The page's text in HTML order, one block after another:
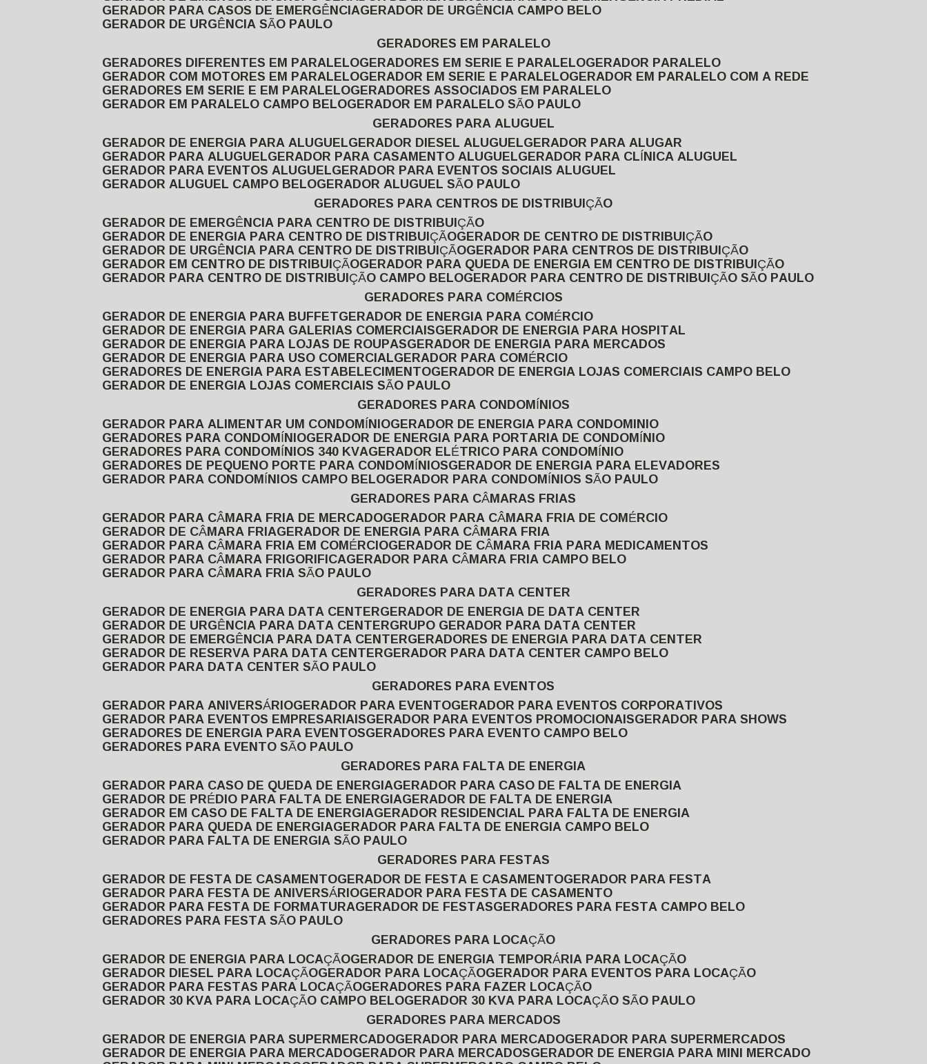
GERADOR PARA CASOS DE EMERGÊNCIA GERADOR DE URGÊNCIA CAMPO BELO
GERADOR DE URGÊNCIA SÃO PAULO
GERADORES EM PARALELO
GERADORES DIFERENTES EM PARALELO GERADORES EM SERIE E PARALELO GERADOR PARALELO
GERADOR COM MOTORES EM PARALELO GERADOR EM SERIE E PARALELO GERADOR EM PARALELO COM A REDE
GERADORES EM SERIE E EM PARALELO GERADORES ASSOCIADOS EM PARALELO
GERADOR EM PARALELO CAMPO BELO GERADOR EM PARALELO SÃO PAULO
GERADORES PARA ALUGUEL
GERADOR DE ENERGIA PARA ALUGUEL GERADOR DIESEL ALUGUEL GERADOR PARA ALUGAR
GERADOR PARA ALUGUEL GERADOR PARA CASAMENTO ALUGUEL GERADOR PARA CLÍNICA ALUGUEL
GERADOR PARA EVENTOS ALUGUEL GERADOR PARA EVENTOS SOCIAIS ALUGUEL
GERADOR ALUGUEL CAMPO BELO GERADOR ALUGUEL SÃO PAULO
GERADORES PARA CENTROS DE DISTRIBUIÇÃO
GERADOR DE EMERGÊNCIA PARA CENTRO DE DISTRIBUIÇÃO
GERADOR DE ENERGIA PARA CENTRO DE DISTRIBUIÇÃO GERADOR DE CENTRO DE DISTRIBUIÇÃO
GERADOR DE URGÊNCIA PARA CENTRO DE DISTRIBUIÇÃO GERADOR PARA CENTROS DE DISTRIBUIÇÃO
GERADOR EM CENTRO DE DISTRIBUIÇÃO GERADOR PARA QUEDA DE ENERGIA EM CENTRO DE DISTRIBUIÇÃO
GERADOR PARA CENTRO DE DISTRIBUIÇÃO CAMPO BELO GERADOR PARA CENTRO DE DISTRIBUIÇÃO SÃO PAULO
GERADORES PARA COMÉRCIOS
GERADOR DE ENERGIA PARA BUFFET GERADOR DE ENERGIA PARA COMÉRCIO
GERADOR DE ENERGIA PARA GALERIAS COMERCIAIS GERADOR DE ENERGIA PARA HOSPITAL
GERADOR DE ENERGIA PARA LOJAS DE ROUPAS GERADOR DE ENERGIA PARA MERCADOS
GERADOR DE ENERGIA PARA USO COMERCIAL GERADOR PARA COMÉRCIO
GERADORES DE ENERGIA PARA ESTABELECIMENTO GERADOR DE ENERGIA LOJAS COMERCIAIS CAMPO BELO
GERADOR DE ENERGIA LOJAS COMERCIAIS SÃO PAULO
GERADORES PARA CONDOMÍNIOS
GERADOR PARA ALIMENTAR UM CONDOMÍNIO GERADOR DE ENERGIA PARA CONDOMINIO
GERADORES PARA CONDOMÍNIO GERADOR DE ENERGIA PARA PORTARIA DE CONDOMÍNIO
GERADORES PARA CONDOMÍNIOS 340 KVA GERADOR ELÉTRICO PARA CONDOMÍNIO
GERADORES DE PEQUENO PORTE PARA CONDOMÍNIOS GERADOR DE ENERGIA PARA ELEVADORES
GERADOR PARA CONDOMÍNIOS CAMPO BELO GERADOR PARA CONDOMÍNIOS SÃO PAULO
GERADORES PARA CÂMARAS FRIAS
GERADOR PARA CÂMARA FRIA DE MERCADO GERADOR PARA CÂMARA FRIA DE COMÉRCIO
GERADOR DE CÂMARA FRIA GERADOR DE ENERGIA PARA CÂMARA FRIA
GERADOR PARA CÂMARA FRIA EM COMÉRCIO GERADOR DE CÂMARA FRIA PARA MEDICAMENTOS
GERADOR PARA CÂMARA FRIGORIFICA GERADOR PARA CÂMARA FRIA CAMPO BELO
GERADOR PARA CÂMARA FRIA SÃO PAULO
GERADORES PARA DATA CENTER
GERADOR DE ENERGIA PARA DATA CENTER GERADOR DE ENERGIA DE DATA CENTER
GERADOR DE URGÊNCIA PARA DATA CENTER GRUPO GERADOR PARA DATA CENTER
GERADOR DE EMERGÊNCIA PARA DATA CENTER GERADORES DE ENERGIA PARA DATA CENTER
GERADOR DE RESERVA PARA DATA CENTER GERADOR PARA DATA CENTER CAMPO BELO
GERADOR PARA DATA CENTER SÃO PAULO
GERADORES PARA EVENTOS
GERADOR PARA ANIVERSÁRIO GERADOR PARA EVENTO GERADOR PARA EVENTOS CORPORATIVOS
GERADOR PARA EVENTOS EMPRESARIAIS GERADOR PARA EVENTOS PROMOCIONAIS GERADOR PARA SHOWS
GERADORES DE ENERGIA PARA EVENTOS GERADORES PARA EVENTO CAMPO BELO
GERADORES PARA EVENTO SÃO PAULO
GERADORES PARA FALTA DE ENERGIA
GERADOR PARA CASO DE QUEDA DE ENERGIA GERADOR PARA CASO DE FALTA DE ENERGIA
GERADOR DE PRÉDIO PARA FALTA DE ENERGIA GERADOR DE FALTA DE ENERGIA
GERADOR EM CASO DE FALTA DE ENERGIA GERADOR RESIDENCIAL PARA FALTA DE ENERGIA
GERADOR PARA QUEDA DE ENERGIA GERADOR PARA FALTA DE ENERGIA CAMPO BELO
GERADOR PARA FALTA DE ENERGIA SÃO PAULO
GERADORES PARA FESTAS
GERADOR DE FESTA DE CASAMENTO GERADOR DE FESTA E CASAMENTO GERADOR PARA FESTA
GERADOR PARA FESTA DE ANIVERSÁRIO GERADOR PARA FESTA DE CASAMENTO
GERADOR PARA FESTA DE FORMATURA GERADOR DE FESTAS GERADORES PARA FESTA CAMPO BELO
GERADORES PARA FESTA SÃO PAULO
GERADORES PARA LOCAÇÃO
GERADOR DE ENERGIA PARA LOCAÇÃO GERADOR DE ENERGIA TEMPORÁRIA PARA LOCAÇÃO
GERADOR DIESEL PARA LOCAÇÃO GERADOR PARA LOCAÇÃO GERADOR PARA EVENTOS PARA LOCAÇÃO
GERADOR PARA FESTAS PARA LOCAÇÃO GERADORES PARA FAZER LOCAÇÃO
GERADOR 30 KVA PARA LOCAÇÃO CAMPO BELO GERADOR 30 KVA PARA LOCAÇÃO SÃO PAULO
GERADORES PARA MERCADOS
GERADOR DE ENERGIA PARA SUPERMERCADO GERADOR PARA MERCADO GERADOR PARA SUPERMERCADOS
GERADOR DE ENERGIA PARA MERCADO GERADOR PARA MERCADOS GERADOR DE ENERGIA PARA MINI MERCADO